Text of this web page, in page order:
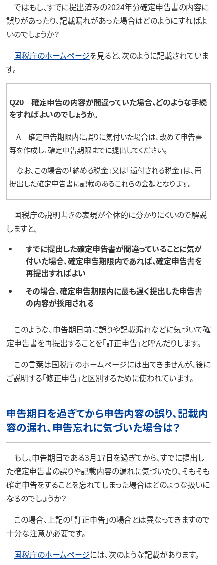
ではもし、すでに提出済みの2024年分確定申告書の内容に
誤りがあったり、記載漏れがあった場合はどのようにすればよ
いのでしょうか？
国税庁のホームページを見ると、次のように記載されていま
す。
Q20 確定申告の内容が間違っていた場合、どのような手続
をすればよいのでしょうか。
A 確定申告期限内に誤りに気付いた場合は、改めて申告書
等を作成し、確定申告期限までに提出してください。
なお、この場合の「納める税金」又は「還付される税金」は、再
提出した確定申告書に記載のあるこれらの金額となります。
国税庁の説明書きの表現が全体的に分かりにくいので解説
しますと、
すでに提出した確定申告書が間違っていることに気が
付いた場合、確定申告期限内であれば、確定申告書を
再提出すればよい
その場合、確定申告期限内に最も遅く提出した申告書
の内容が採用される
このような、申告期日前に誤りや記載漏れなどに気づいて確
定申告書を再提出することを「訂正申告」と呼んだりします。
この言葉は国税庁のホームページには出てきませんが、後に
ご説明する「修正申告」と区別するために使われています。
申告期日を過ぎてから申告内容の誤り、記載内
容の漏れ、申告忘れに気づいた場合は？
もし、申告期日である3月17日を過ぎてから、すでに提出し
た確定申告書の誤りや記載内容の漏れに気づいたり、そもそも
確定申告をすることを忘れてしまった場合はどのような扱いに
なるのでしょうか？
この場合、上記の「訂正申告」の場合とは異なってきますので
十分な注意が必要です。
国税庁のホームページには、次のような記載があります。